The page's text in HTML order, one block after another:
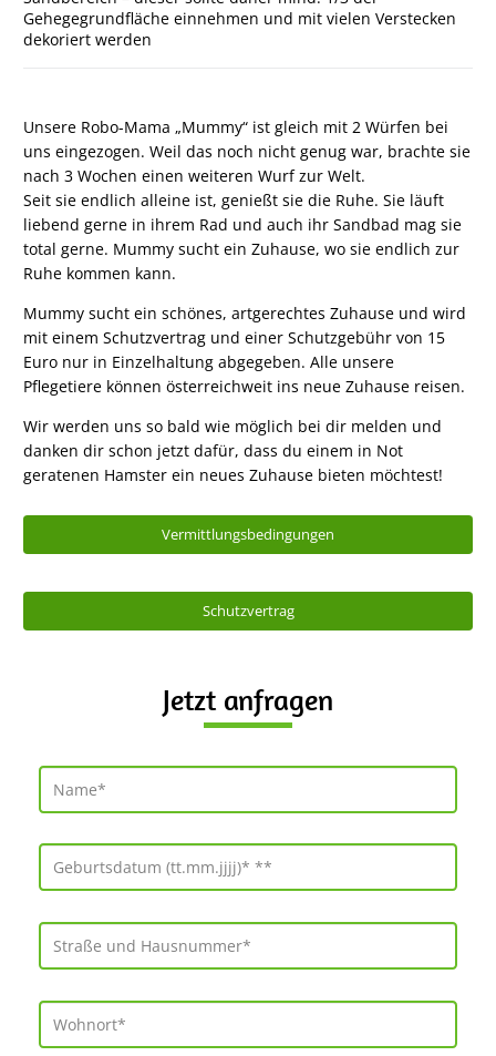
Gehegegrundfläche einnehmen und mit vielen Verstecken
dekoriert werden
Unsere Robo-Mama „Mummy“ ist gleich mit 2 Würfen bei
uns eingezogen. Weil das noch nicht genug war, brachte sie
nach 3 Wochen einen weiteren Wurf zur Welt.
Seit sie endlich alleine ist, genießt sie die Ruhe. Sie läuft
liebend gerne in ihrem Rad und auch ihr Sandbad mag sie
total gerne. Mummy sucht ein Zuhause, wo sie endlich zur
Ruhe kommen kann.
Mummy sucht ein schönes, artgerechtes Zuhause und wird
mit einem Schutzvertrag und einer Schutzgebühr von 15
Euro nur in Einzelhaltung abgegeben. Alle unsere
Pflegetiere können österreichweit ins neue Zuhause reisen.
Wir werden uns so bald wie möglich bei dir melden und
danken dir schon jetzt dafür, dass du einem in Not
geratenen Hamster ein neues Zuhause bieten möchtest!
Vermittlungsbedingungen
Schutzvertrag
Jetzt anfragen